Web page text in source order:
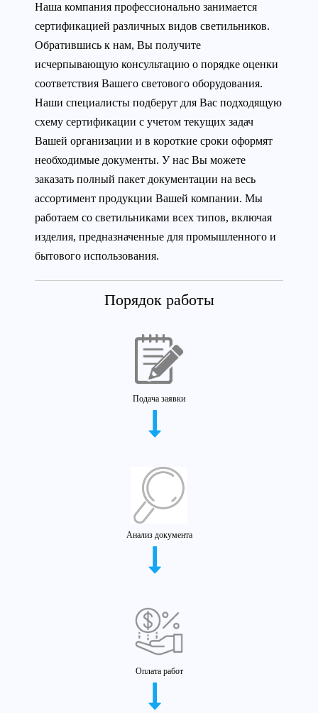
Наша компания профессионально занимается
сертификацией различных видов светильников.
Обратившись к нам, Вы получите
исчерпывающую консультацию о порядке оценки
соответствия Вашего светового оборудования.
Наши специалисты подберут для Вас подходящую
схему сертификации с учетом текущих задач
Вашей организации и в короткие сроки оформят
необходимые документы. У нас Вы можете
заказать полный пакет документации на весь
ассортимент продукции Вашей компании. Мы
работаем со светильниками всех типов, включая
изделия, предназначенные для промышленного и
бытового использования.
Порядок работы
Подача заявки
Анализ документа
Оплата работ